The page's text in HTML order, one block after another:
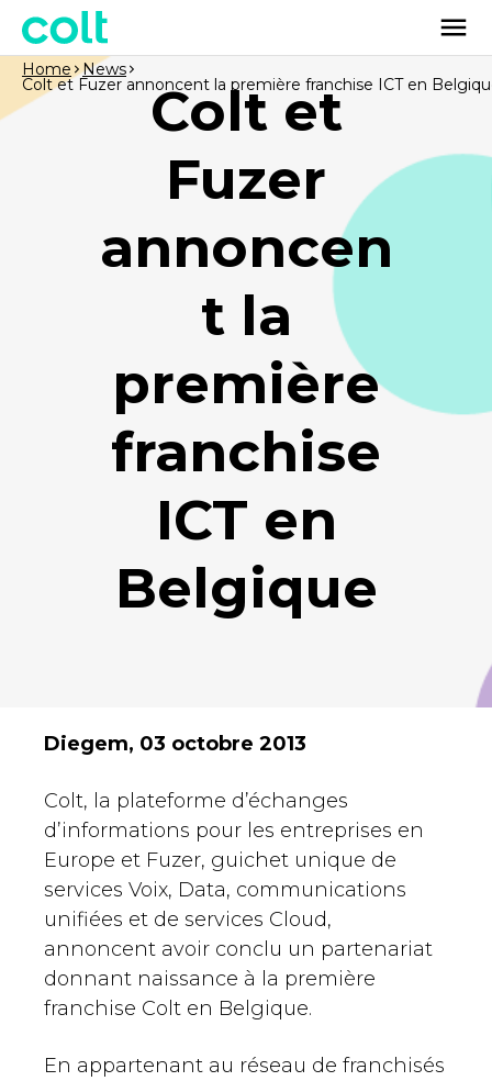
Colt et
Fuzer
annoncen
t la
première
franchise
ICT en
Belgique
Home News
Colt et Fuzer annoncent la première franchise ICT en
Diegem, 03 octobre 2013
Colt, la plateforme d’échanges
d’informations pour les entreprises en
Europe et Fuzer, guichet unique de
services Voix, Data, communications
unifiées et de services Cloud,
annoncent avoir conclu un partenariat
donnant naissance à la première
franchise Colt en Belgique.
En appartenant au réseau de franchisés